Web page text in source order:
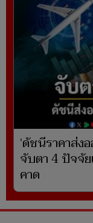
‘ดัชนีราคาส่ง
จับตา 4 ปัจจัย
คาด